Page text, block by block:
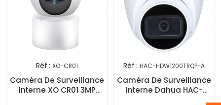
Réf : XO-CR01
Caméra De Surveillance
Interne XO CR01 3MP
Réf : HAC-HDW1200TRQP-A
Caméra De Surveillance
Interne Dahua HAC-
HDW1200TRQP-A 2MP HD